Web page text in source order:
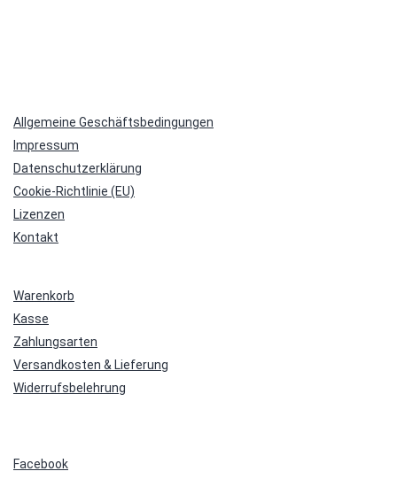
Allgemeine Geschäftsbedingungen
Impressum
Datenschutzerklärung
Cookie-Richtlinie (EU)
Lizenzen
Kontakt
Warenkorb
Kasse
Zahlungsarten
Versandkosten & Lieferung
Widerrufsbelehrung
Facebook